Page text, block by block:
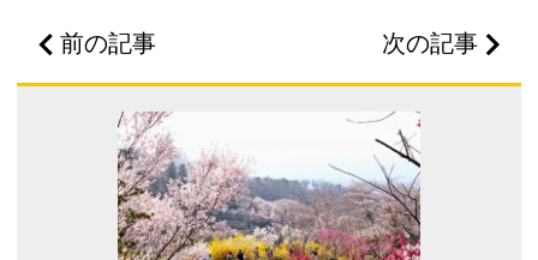
前の記事 次の記事